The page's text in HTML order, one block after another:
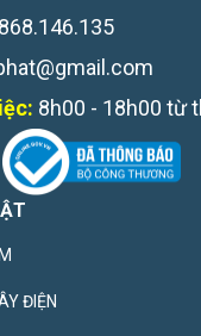
8h00 - 18h00 từ
ĐIỆN